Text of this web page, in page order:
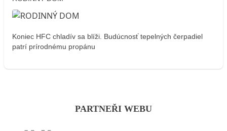
Koniec HFC chladív sa blíži. Budúcnosť tepelných čerpadiel
patrí prírodnému propánu
PARTNEŘI WEBU